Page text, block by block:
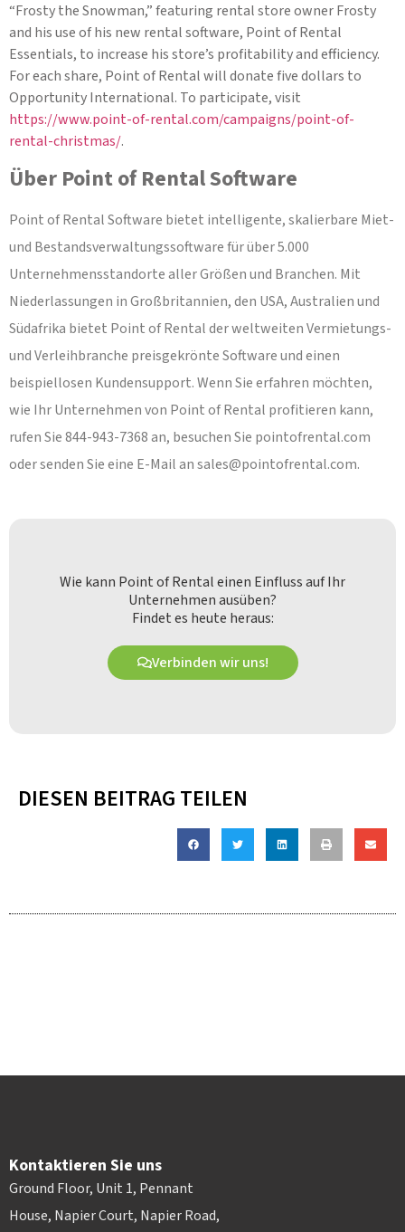
“Frosty the Snowman,” featuring rental store owner Frosty
and his use of his new rental software, Point of Rental
Essentials, to increase his store’s profitability and efficiency.
For each share, Point of Rental will donate five dollars to
Opportunity International. To participate, visit
https://www.point-of-rental.com/campaigns/point-of-
rental-christmas/.
Über Point of Rental Software
Point of Rental Software bietet intelligente, skalierbare Miet-
und Bestandsverwaltungssoftware für über 5.000
Unternehmensstandorte aller Größen und Branchen. Mit
Niederlassungen in Großbritannien, den USA, Australien und
Südafrika bietet Point of Rental der weltweiten Vermietungs-
und Verleihbranche preisgekrönte Software und einen
beispiellosen Kundensupport. Wenn Sie erfahren möchten,
wie Ihr Unternehmen von Point of Rental profitieren kann,
rufen Sie 844-943-7368 an, besuchen Sie pointofrental.com
oder senden Sie eine E-Mail ansales@pointofrental.com.
Wie kann Point of Rental einen Einfluss auf Ihr
Unternehmen ausüben?
Findet es heute heraus:
Verbinden wir uns!
DIESEN BEITRAG TEILEN
Kontaktieren Sie uns
Ground Floor, Unit 1, Pennant
House, Napier Court, Napier Road,